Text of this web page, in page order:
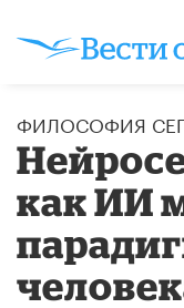
ФИЛОСОФИЯ
как ИИ